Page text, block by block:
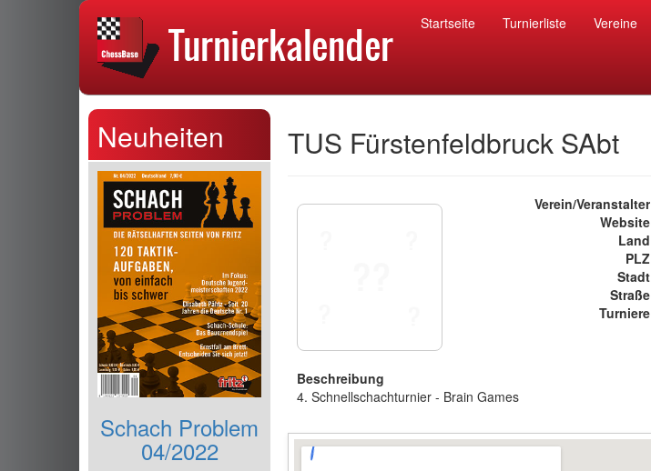
Startseite Turnierliste Vereine
Neuheiten
Schach Problem
04/2022
TUS Fürstenfeldbruck SAbt
Verein/Veranstalter
Website
Land
PLZ
Stadt
Straße
Turniere
Beschreibung
4. Schnellschachturnier - Brain Games